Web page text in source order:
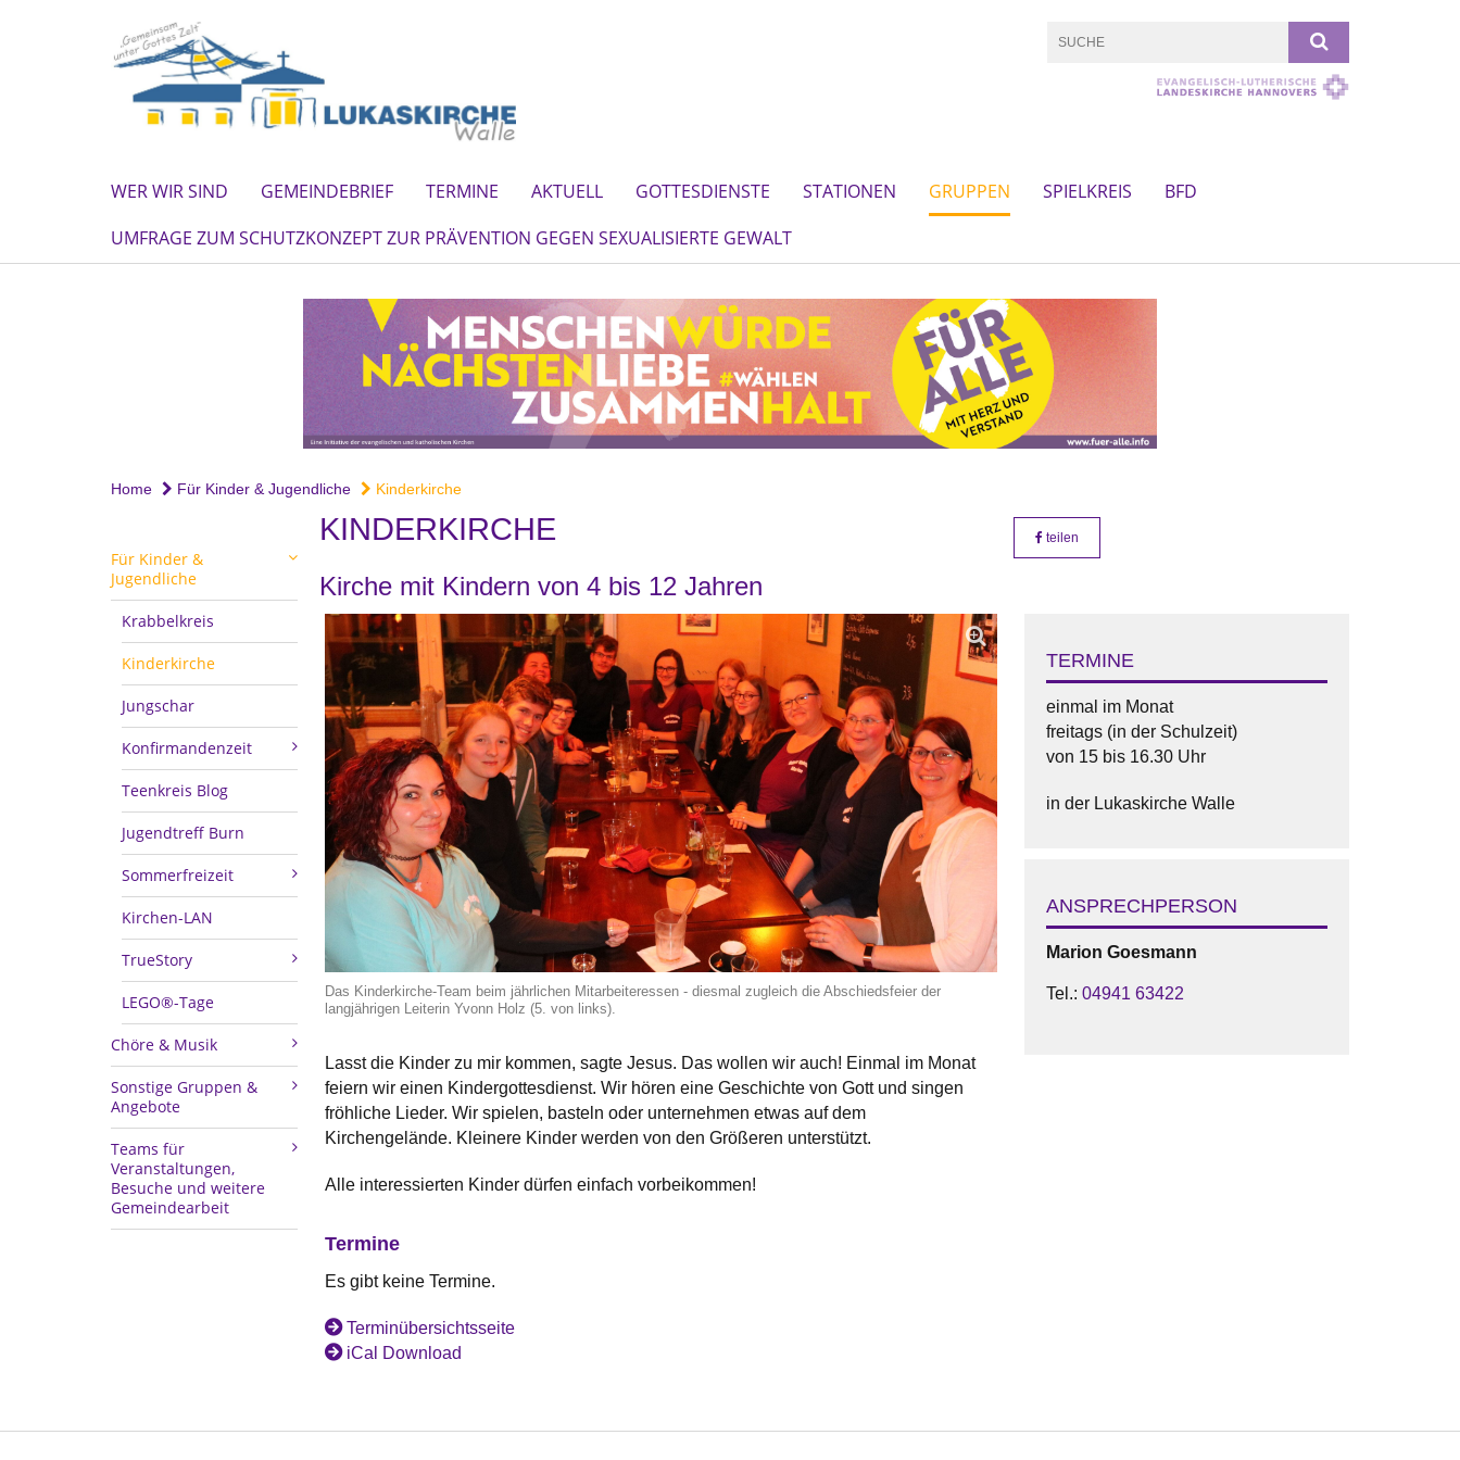
WER WIR SIND GEMEINDEBRIEF TERMINE AKTUELL GOTTESDIENSTE STATIONEN GRUPPEN SPIELKREIS
BFD
UMFRAGE ZUM SCHUTZKONZEPT ZUR PRÄVENTION GEGEN SEXUALISIERTE GEWALT
Home Für Kinder & Jugendliche Kinderkirche
Für Kinder &
Jugendliche
Krabbelkreis
Kinderkirche
Jungschar
Konfirmandenzeit
Teenkreis Blog
Jugendtreff Burn
Sommerfreizeit
Kirchen-LAN
TrueStory
LEGO®-Tage
Chöre & Musik
Sonstige Gruppen &
Angebote
Teams für
Veranstaltungen,
Besuche und weitere
Gemeindearbeit
KINDERKIRCHE teilen
Kirche mit Kindern von 4 bis 12 Jahren
Das Kinderkirche-Team beim jährlichen Mitarbeiteressen - diesmal zugleich die Abschiedsfeier der
langjährigen Leiterin Yvonn Holz (5. von links).
Lasst die Kinder zu mir kommen, sagte Jesus. Das wollen wir auch! Einmal im Monat
feiern wir einen Kindergottesdienst. Wir hören eine Geschichte von Gott und singen
fröhliche Lieder. Wir spielen, basteln oder unternehmen etwas auf dem
Kirchengelände. Kleinere Kinder werden von den Größeren unterstützt.
Alle interessierten Kinder dürfen einfach vorbeikommen!
Termine
Es gibt keine Termine.
Terminübersichtsseite
iCal Download
TERMINE
einmal im Monat
freitags (in der Schulzeit)
von 15 bis 16.30 Uhr
in der Lukaskirche Walle
ANSPRECHPERSON
Marion Goesmann
Tel.: 04941 63422